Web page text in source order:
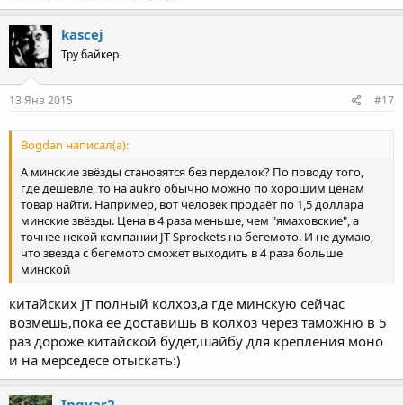
kascej
Тру байкер
13 Янв 2015 #17
Bogdan написал(а):
А минские звёзды становятся без перделок? По поводу того,
где дешевле, то на aukro обычно можно по хорошим ценам
товар найти. Например, вот человек продаёт по 1,5 доллара
минские звёзды. Цена в 4 раза меньше, чем "ямаховские", а
точнее некой компании JT Sprockets на бегемото. И не думаю,
что звезда с бегемото сможет выходить в 4 раза больше
минской
китайских JT полный колхоз,а где минскую сейчас
возмешь,пока ее доставишь в колхоз через таможню в 5
раз дороже китайской будет,шайбу для крепления моно
и на мерседесе отыскать:)